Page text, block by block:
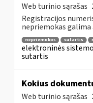
Web turinio sąrašas
Registracijos
nepriemokas
nepriemokos sutartis
elektroninės
sutartis
Kokius
Web turinio sąrašas